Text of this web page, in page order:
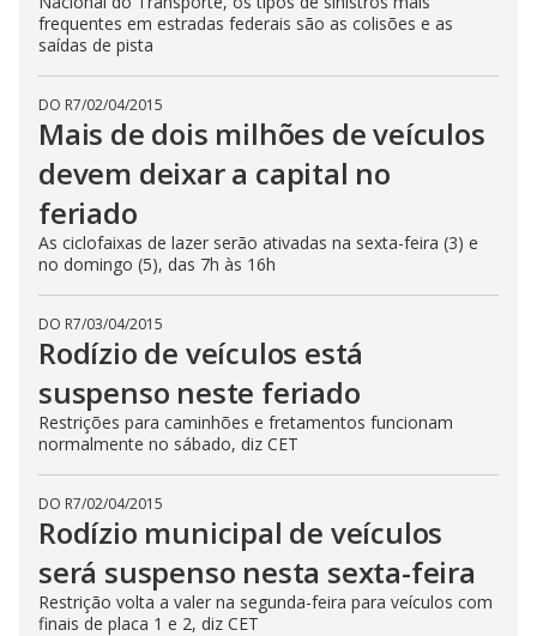
frequentes em estradas federais são as colisões e as
saídas de pista
DO R7/02/04/2015
Mais de dois milhões de veículos
devem deixar a capital no
feriado
As ciclofaixas de lazer serão ativadas na sexta-feira (3) e
no domingo (5), das 7h às 16h
DO R7/03/04/2015
Rodízio de veículos está
suspenso neste feriado
Restrições para caminhões e fretamentos funcionam
normalmente no sábado, diz CET
DO R7/02/04/2015
Rodízio municipal de veículos
será suspenso nesta sexta-feira
Restrição volta a valer na segunda-feira para veículos com
finais de placa 1 e 2, diz CET